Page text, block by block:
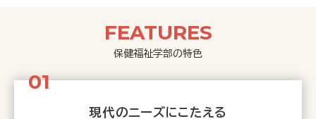
FEATURES
保健福祉学部の特色
現代のニーズにこたえる